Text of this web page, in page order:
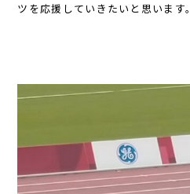
ツを応援していきたいと思います。